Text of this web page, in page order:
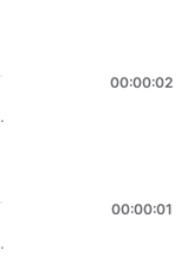
00:00:02
00:00:01